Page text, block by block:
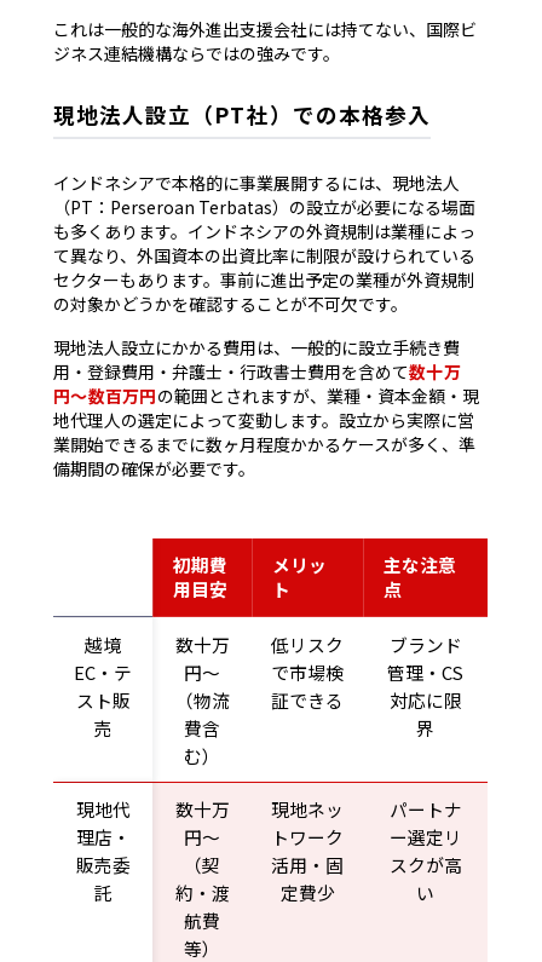
これは一般的な海外進出支援会社には持てない、国際ビ
ジネス連結機構ならではの強みです。
現地法人設立（PT社）での本格参入
インドネシアで本格的に事業展開するには、現地法人
（PT：Perseroan Terbatas）の設立が必要になる場面
も多くあります。インドネシアの外資規制は業種によっ
て異なり、外国資本の出資比率に制限が設けられている
セクターもあります。事前に進出予定の業種が外資規制
の対象かどうかを確認することが不可欠です。
現地法人設立にかかる費用は、一般的に設立手続き費
用・登録費用・弁護士・行政書士費用を含めて数十万
円〜数百万円の範囲とされますが、業種・資本金額・現
地代理人の選定によって変動します。設立から実際に営
業開始できるまでに数ヶ月程度かかるケースが多く、準
備期間の確保が必要です。
初期費
用目安
メリッ
ト
主な注意
点
越境
EC・テ
スト販
売
数十万
円〜
（物流
費含
む）
低リスク
で市場検
証できる
ブランド
管理・CS
対応に限
界
現地代
理店・
販売委
託
数十万
円〜
（契
約・渡
航費
等）
現地ネッ
トワーク
活用・固
定費少
パートナ
ー選定リ
スクが高
い